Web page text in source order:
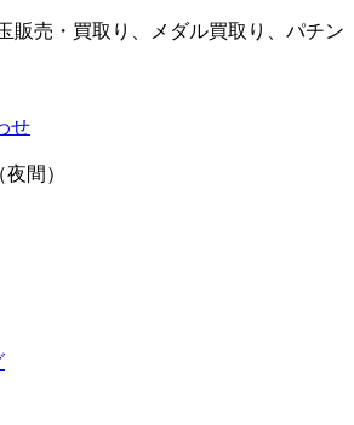
販売・買取り、メダル買取り、パチン
せ
夜間）